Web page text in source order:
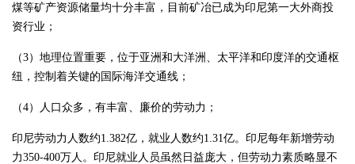
煤等矿产资源储量均十分丰富，目前矿冶已成为印尼第一大外商投
资行业；
（3）地理位置重要，位于亚洲和大洋洲、太平洋和印度洋的交通枢
纽，控制着关键的国际海洋交通线；
（4）人口众多，有丰富、廉价的劳动力；
印尼劳动力人数约1.382亿，就业人数约1.31亿。印尼每年新增劳动
力350-400万人。印尼就业人员虽然日益庞大，但劳动力素质略显不